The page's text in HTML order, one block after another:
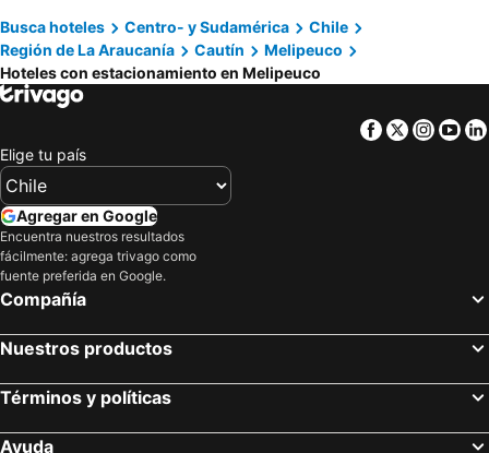
Busca hoteles Centro- y Sudamérica
Chile
Región de La Araucanía
Cautín
Melipeuco
Hoteles con estacionamiento en Melipeuco
Facebook
Twitter
Elige tu país
Agregar en Google
Encuentra nuestros resultados
fácilmente: agrega trivago como
fuente preferida en Google.
Compañía
Nuestros productos
Términos y políticas
Ayuda